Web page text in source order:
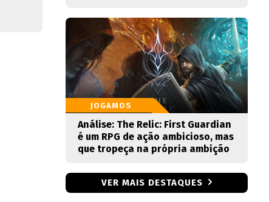
JOGAMOS
Análise: The Relic: First Guardian
é um RPG de ação ambicioso, mas
que tropeça na própria ambição
VER MAIS DESTAQUES